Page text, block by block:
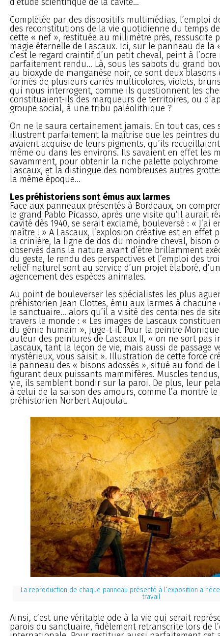
Complétée par des dispositifs multimédias, l’emploi
des reconstitutions de la vie quotidienne du temps
cette « nef », restituée au millimètre près, ressuscite
magie éternelle de Lascaux. Ici, sur le panneau de la
c’est le regard craintif d’un petit cheval, peint à
parfaitement rendu... Là, sous les sabots du grand
au bioxyde de manganèse noir, ce sont deux blasons
formés de plusieurs carrés multicolores, violets,
qui nous interrogent, comme ils questionnent les
constituaient-ils des marqueurs de territoires, ou
groupe social, à une tribu paléolithique ?
On ne le saura certainement jamais. En tout cas, ces
illustrent parfaitement la maîtrise que les peintres
avaient acquise de leurs pigments, qu’ils
même ou dans les environs. Ils savaient en effet les
savamment, pour obtenir la riche palette
Lascaux, et la distingue des nombreuses autres
la même époque...
Les préhistoriens sont émus aux larmes
Face aux panneaux présentés à Bordeaux, on
le grand Pablo Picasso, après une visite qu’il aurait
cavité dès 1940, se serait exclamé, bouleversé : « J’ai
maître ! » A Lascaux, l’explosion créative est en effet
la crinière, la ligne de dos du moindre cheval, bison
observés dans la nature avant d’être brillamment
du geste, le rendu des perspectives et l’emploi des
relief naturel sont au service d’un projet élaboré,
agencement des espèces animales.
Au point de bouleverser les spécialistes les plus
préhistorien Jean Clottes, ému aux larmes à chacune
le sanctuaire... alors qu’il a visité des centaines de
travers le monde : « Les images de Lascaux
du génie humain », juge-t-il. Pour la peintre
auteur des peintures de Lascaux II, « on ne sort pas
Lascaux, tant la leçon de vie, mais aussi de passage
mystérieux, vous saisit ». Illustration de cette force
le panneau des « bisons adossés », situé au fond de
figurant deux puissants mammifères. Muscles
vie, ils semblent bondir sur la paroi. De plus, leur
à celui de la saison des amours, comme l’a montré le
préhistorien Norbert Aujoulat.
La reproduction de chaque panneau présenté à l’exposition a
travail
Ainsi, c’est une véritable ode à la vie qui serait
parois du sanctuaire, fidèlement retranscrite lors de